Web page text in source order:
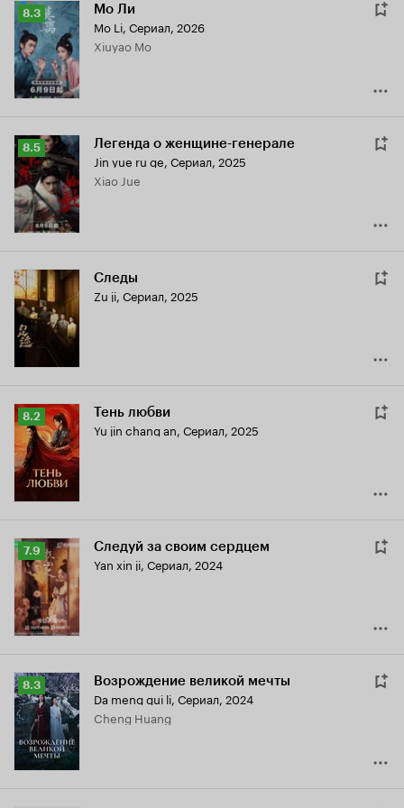
Рейтинг
Кинопоиска
8.3
8.3 Мо Ли
Mo Li, Сериал, 2026
Xiuyao Mo
Рейтинг
Кинопоиска
8.5
8.5 Легенда о женщине-генерале
Jin yue ru ge, Сериал, 2025
Xiao Jue
Следы
Zu ji, Сериал, 2025
Рейтинг
Кинопоиска
8.2
8.2 Тень любви
Yu jin chang an, Сериал, 2025
Рейтинг
Кинопоиска
7.9
7.9 Следуй за своим сердцем
Yan xin ji, Сериал, 2024
Рейтинг
Кинопоиска
8.3
8.3 Возрождение великой мечты
Da meng gui li, Сериал, 2024
Cheng Huang